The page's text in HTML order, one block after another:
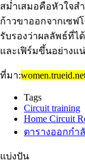
สม่ำเสมอคือหัวใจส
ก้าวขาออกจากเซฟ
รับรองว่าผลลัพธ์ที่ไ
และเฟิร์มขึ้นอย่างแ
ที่มา:
Tags
Circuit training
Home Circuit
ตารางออกกำ
แบ่งปัน